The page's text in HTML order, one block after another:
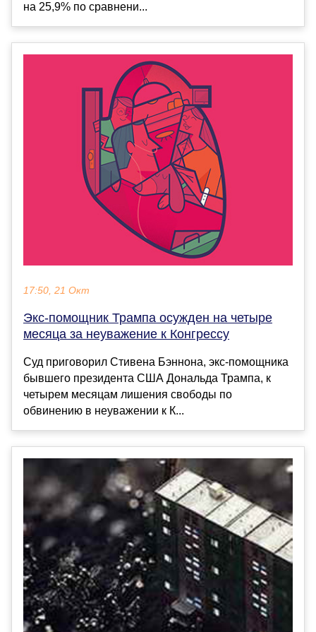
на 25,9% по сравнени...
17:50, 21 Окт
Экс-помощник Трампа осужден на четыре
месяца за неуважение к Конгрессу
Суд приговорил Стивена Бэннона, экс-помощника
бывшего президента США Дональда Трампа, к
четырем месяцам лишения свободы по
обвинению в неуважении к К...